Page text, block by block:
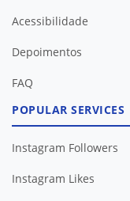
Acessibilidade
Depoimentos
FAQ
POPULAR SERVICES
Instagram Followers
Instagram Likes